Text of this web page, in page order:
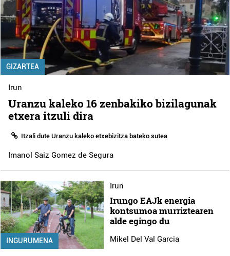
GIZARTEA
Irun
Uranzu kaleko 16 zenbakiko bizilagunak
etxera itzuli dira
Itzali dute Uranzu kaleko etxebizitza bateko sutea
Imanol Saiz Gomez de Segura
INGURUMENA
Irun
Irungo EAJk energia
kontsumoa murriztearen
alde egingo du
Mikel Del Val Garcia